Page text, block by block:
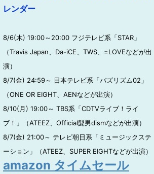
レンダー
8/6(木) 19:00～20:00 フジテレビ系「STAR」
（Travis Japan、Da-iCE、TWS、=LOVEなどが出
演）
8/7(金) 24:59～ 日本テレビ系「バズリズム02」
（ONE OR EIGHT、AENなどが出演）
8/10(月) 19:00～ TBS系「CDTVライブ！ライ
ブ！」（ATEEZ、Official髭男dismなどが出演）
8/7(金) 21:00～ テレビ朝日系「ミュージックステ
ーション」（ATEEZ、SUPER EIGHTなどが出演）
amazon タイムセール